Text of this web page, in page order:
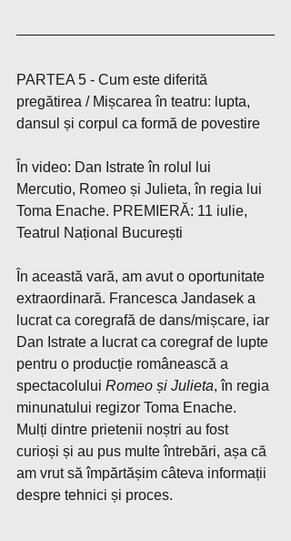
PARTEA 5 - Cum este diferită
pregătirea / Mișcarea în teatru: lupta,
dansul și corpul ca formă de povestire
În video: Dan Istrate în rolul lui
Mercutio, Romeo și Julieta, în regia lui
Toma Enache. PREMIERĂ: 11 iulie,
Teatrul Național București
În această vară, am avut o oportunitate
extraordinară. Francesca Jandasek a
lucrat ca coregrafă de dans/mișcare, iar
Dan Istrate a lucrat ca coregraf de lupte
pentru o producție românească a
spectacolului Romeo și Julieta, în regia
minunatului regizor Toma Enache.
Mulți dintre prietenii noștri au fost
curioși și au pus multe întrebări, așa că
am vrut să împărtășim câteva informații
despre tehnici și proces.